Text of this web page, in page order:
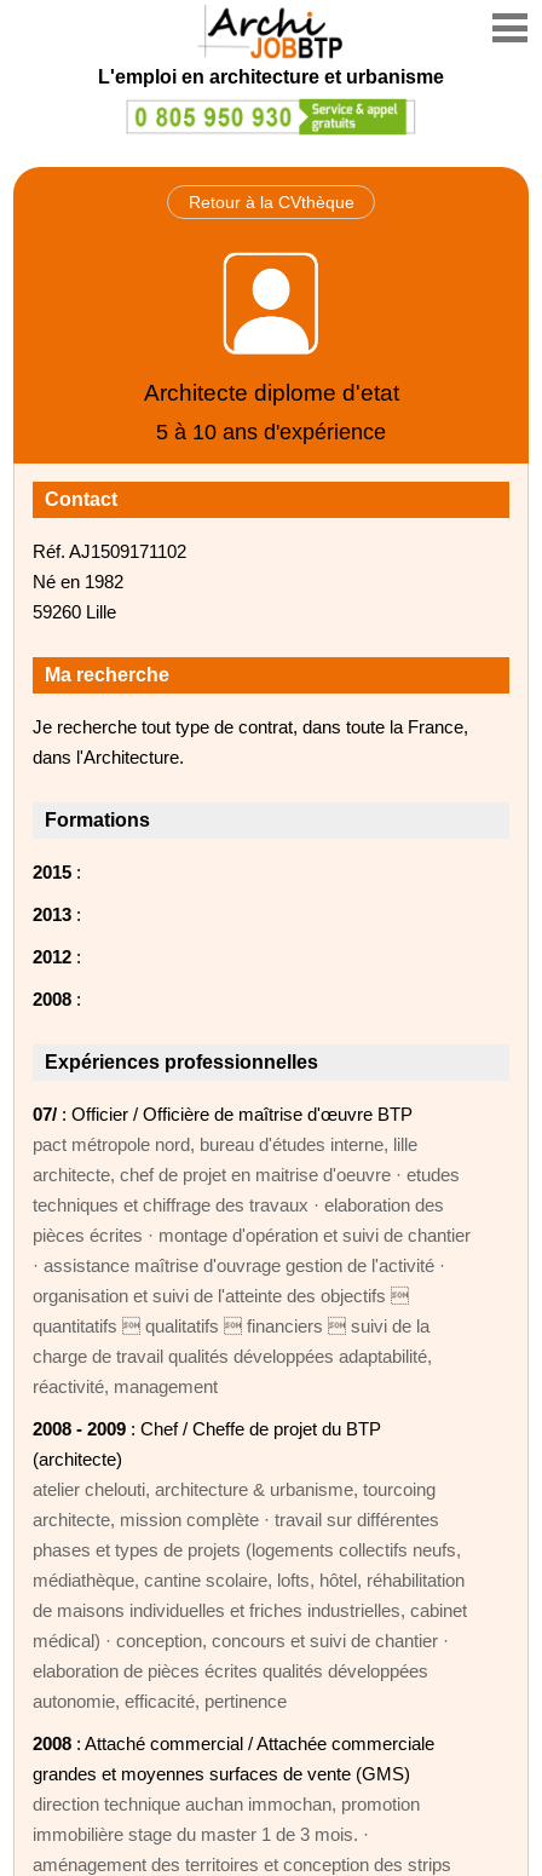
L'emploi en architecture et urbanisme
Retour à la CVthèque
Architecte diplome d'etat
5 à 10 ans d'expérience
Contact
Réf. AJ1509171102
Né en 1982
59260 Lille
Ma recherche
Je recherche tout type de contrat, dans toute la France,
dans l'Architecture.
Formations
2015 :
2013 :
2012 :
2008 :
Expériences professionnelles
07/ : Officier / Officière de maîtrise d'œuvre BTP
pact métropole nord, bureau d'études interne, lille
architecte, chef de projet en maitrise d'oeuvre · etudes
techniques et chiffrage des travaux · elaboration des
pièces écrites · montage d'opération et suivi de chantier
· assistance maîtrise d'ouvrage gestion de l'activité ·
organisation et suivi de l'atteinte des objectifs 
quantitatifs  qualitatifs  financiers  suivi de la
charge de travail qualités développées adaptabilité,
réactivité, management
2008 - 2009 : Chef / Cheffe de projet du BTP
(architecte)
atelier chelouti, architecture & urbanisme, tourcoing
architecte, mission complète · travail sur différentes
phases et types de projets (logements collectifs neufs,
médiathèque, cantine scolaire, lofts, hôtel, réhabilitation
de maisons individuelles et friches industrielles, cabinet
médical) · conception, concours et suivi de chantier ·
elaboration de pièces écrites qualités développées
autonomie, efficacité, pertinence
2008 : Attaché commercial / Attachée commerciale
grandes et moyennes surfaces de vente (GMS)
direction technique auchan immochan, promotion
immobilière stage du master 1 de 3 mois. ·
aménagement des territoires et conception des strips